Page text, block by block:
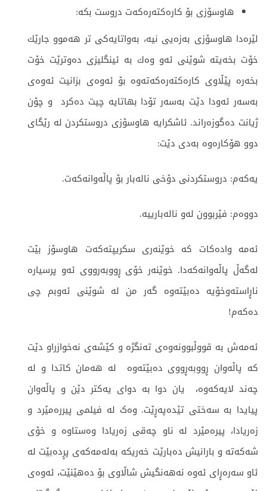
هاوسۆزی بۆ كاره‌كته‌ره‌كه‌ت دروست بكه‌:
لێره‌دا هاوسۆزی به‌زه‌یی نیه‌، به‌واتایه‌كی تر هه‌موو جارێك
خۆت بخه‌یته‌ شوێنی ئه‌و وه‌ك به‌ ئینگلیزی ده‌وترێت خۆت
بخه‌ره‌ پێڵاوی كاره‌كته‌ره‌كه‌ته‌وه‌ بۆ ئەوەی بزانیت ئەوەی
بەسەر ئەودا دێت بەسەر تۆدا بهاتایە چیت دەکرد و چۆن
ژیانت دەگوزەراند. ئاشكرایه‌ هاوسۆزی دروستكردن له‌ رێگا‌ی
دوو هۆكارەوە بەدی دێت:
یه‌كه‌م: دروستكردنی دۆخی ناله‌بار بۆ پاڵه‌وانه‌كه‌ت.
دووه‌م: فێربوون له‌و ناله‌بارییه‌.
ئه‌مه‌ واده‌كات كه‌ خوێنه‌ری سكریپته‌كه‌ت هاوسۆز بێت
له‌گه‌ڵ پاڵه‌وانه‌كه‌دا. خوێنه‌ر خۆی ڕووبه‌رووی ئه‌و پرسیاره‌
ناڕاسته‌وخۆیه‌ ده‌بێته‌وه‌ گه‌ر من له‌ شوێنی ئه‌وبم چی
ده‌كه‌م!
ئەمەش بە قووڵبوونەوەی تەنگژە و کێشەی نەخوازراو دێت
کە پاڵەوان ڕووبەڕووی دەبێتەوە لە هەمان کاتدا و لە
چەند لایەکەوە، یان دوا بە دوای یەکتر دێن و پاڵەوان
پیایدا بە سەختی تێدەپەڕێت. وەک لە فیلمی پیررەمێرد و
زەریادا، پیرەمێرد لە ناو چەقی زەریادا وەستاوە و خۆی
شەکەتە و بارانیش دەبارێت خەریکە بەلەمەکەی پڕدەبێت لە
ئاو سەرەڕای ئەوە نەهەنگیش شاڵاوی بۆ دەهێنێت، ئەوەی